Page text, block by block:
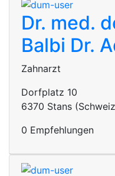
Dr. med.
Balbi Dr.
Zahnarzt
Dorfplatz 10
6370 Stans
0 Empfehlungen